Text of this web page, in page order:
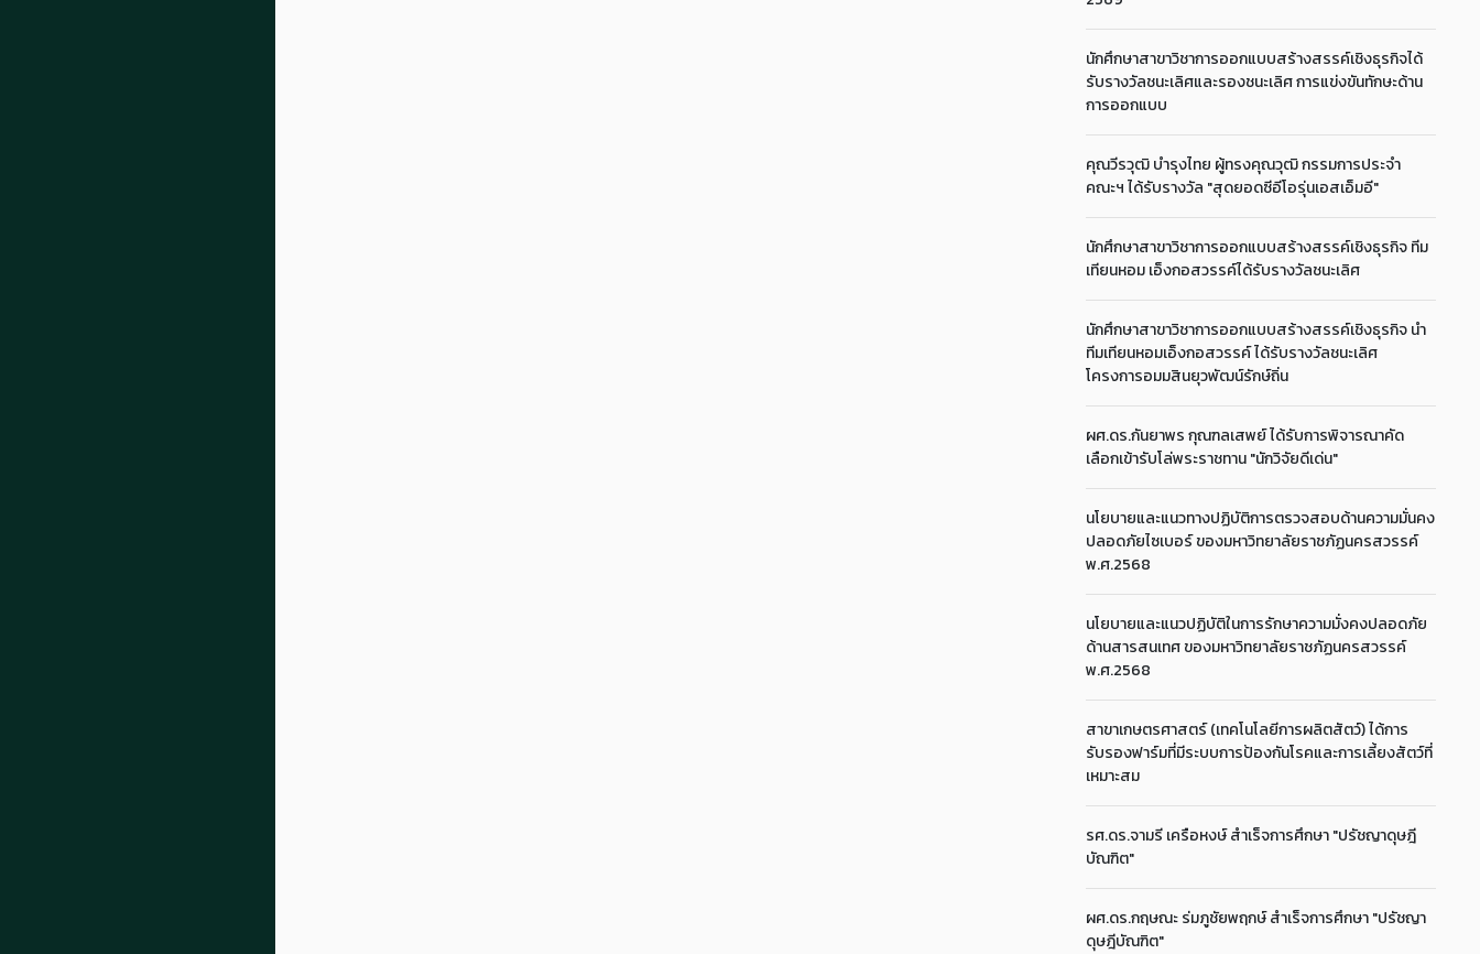
นักศึกษาสาขาวิชาการออกแบบสร้างสรรค์เชิงธุรกิจได้
รับรางวัลชนะเลิศและรองชนะเลิศ การแข่งขันทักษะด้าน
การออกแบบ
คุณวีรวุฒิ บำรุงไทย ผู้ทรงคุณวุฒิ กรรมการประจำ
คณะฯ ได้รับรางวัล "สุดยอดซีอีโอรุ่นเอสเอ็มอี"
นักศึกษาสาขาวิชาการออกแบบสร้างสรรค์เชิงธุรกิจ ทีม
เทียนหอม เอ็งกอสวรรค์ได้รับรางวัลชนะเลิศ
นักศึกษาสาขาวิชาการออกแบบสร้างสรรค์เชิงธุรกิจ นำ
ทีมเทียนหอมเอ็งกอสวรรค์ ได้รับรางวัลชนะเลิศ
โครงการอมมสินยุวพัฒน์รักษ์ถิ่น
ผศ.ดร.กันยาพร กุณฑลเสพย์ ได้รับการพิจารณาคัด
เลือกเข้ารับโล่พระราชทาน "นักวิจัยดีเด่น"
นโยบายและแนวทางปฏิบัติการตรวจสอบด้านความมั่นคง
ปลอดภัยไซเบอร์ ของมหาวิทยาลัยราชภัฏนครสวรรค์
พ.ศ.2568
นโยบายและแนวปฏิบัติในการรักษาความมั่งคงปลอดภัย
ด้านสารสนเทศ ของมหาวิทยาลัยราชภัฏนครสวรรค์
พ.ศ.2568
สาขาเกษตรศาสตร์ (เทคโนโลยีการผลิตสัตว์) ได้การ
รับรองฟาร์มที่มีระบบการป้องกันโรคและการเลี้ยงสัตว์ที่
เหมาะสม
รศ.ดร.จามรี เครือหงษ์ สำเร็จการศึกษา "ปรัชญาดุษฎี
บัณฑิต"
ผศ.ดร.กฤษณะ ร่มภูชัยพฤกษ์ สำเร็จการศึกษา "ปรัชญา
ดุษฎีบัณฑิต"